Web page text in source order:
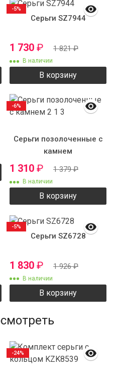
Серьги SZ7944
1 730 ₽ 1 821₽
В наличии
В корзину
-5%
Серьги позолоченные с
камнем
1 310 ₽ 1 379₽
В наличии
В корзину
-6%
Серьги SZ6728
1 830 ₽ 1 926₽
В наличии
В корзину
-5%
-24%